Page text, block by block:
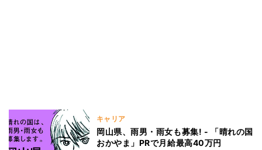
キャリア
岡山県、雨男・雨女も募集! - 「晴れの国
おかやま」PRで月給最高40万円